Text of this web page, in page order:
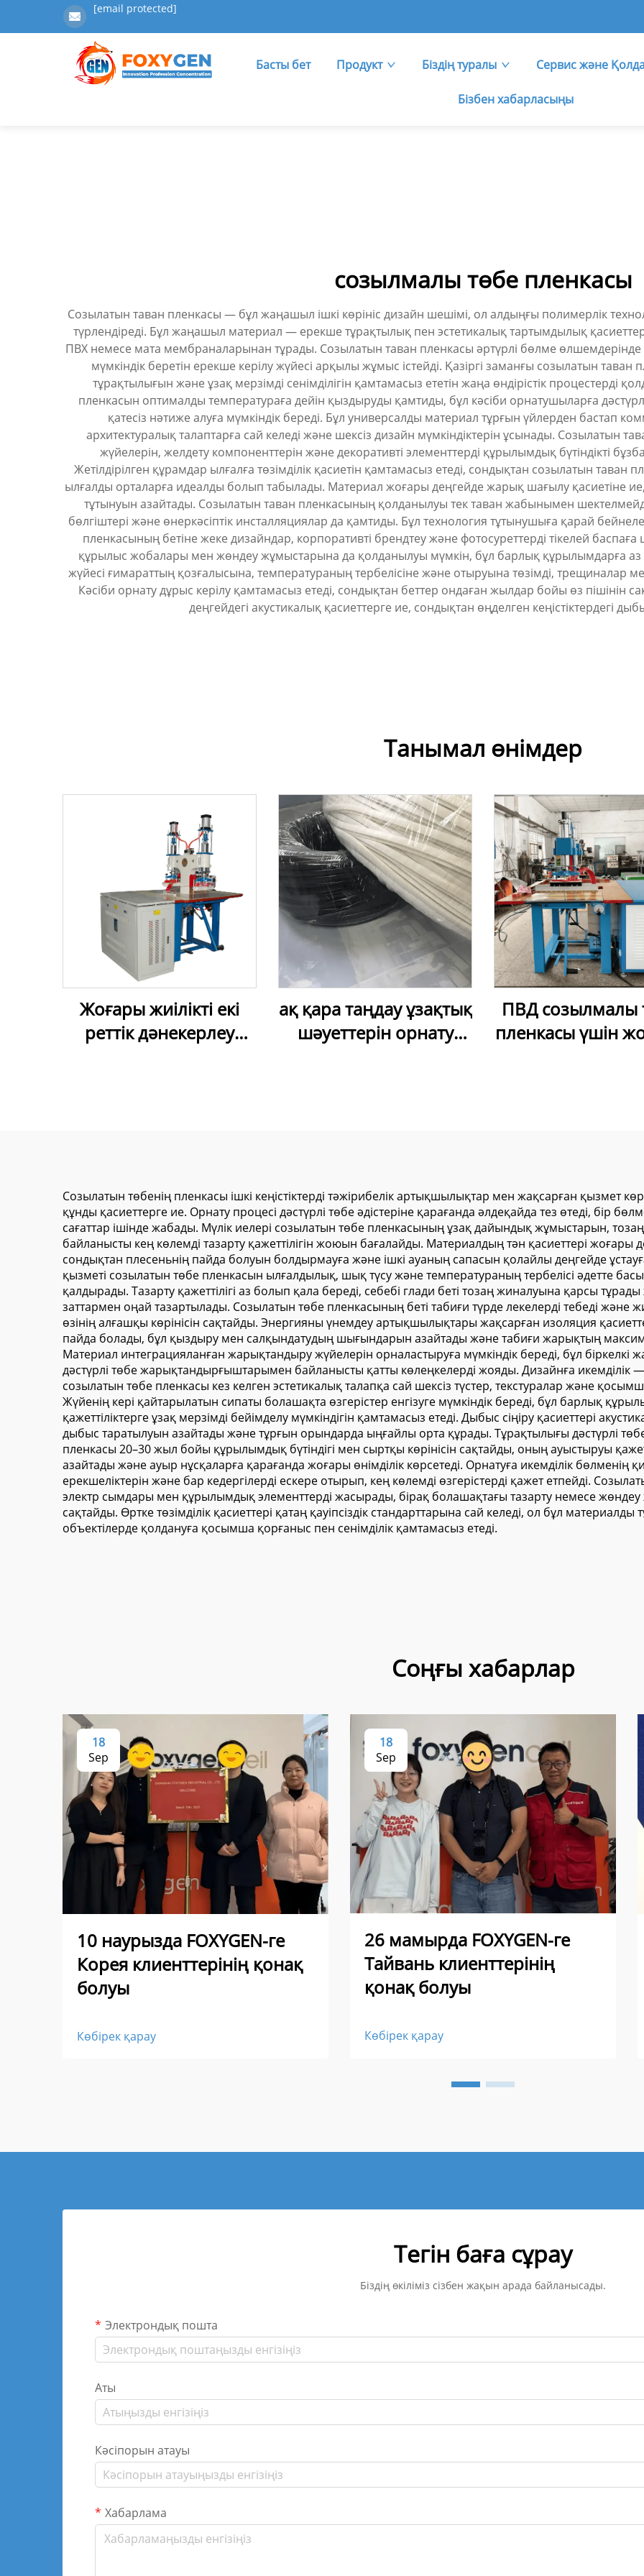
[email protected]
Басты бет Продукт Біздің туралы Сервис және
Бізбен хабарласыңы
созылмалы төбе пленкасы
Созылатын таван пленкасы — бұл жаңашыл ішкі көрініс дизайн шешімі, ол алдыңғы полимерлік
түрлендіреді. Бұл жаңашыл материал — ерекше тұрақтылық пен эстетикалық тартымдылық
ПВХ немесе мата мембраналарынан тұрады. Созылатын таван пленкасы әртүрлі бөлме өлшемдерінде
мүмкіндік беретін ерекше керілу жүйесі арқылы жұмыс істейді. Қазіргі заманғы созылатын
тұрақтылығын және ұзақ мерзімді сенімділігін қамтамасыз ететін жаңа өндірістік процестерді
пленкасын оптималды температураға дейін қыздыруды қамтиды, бұл кәсіби орнатушыларға
қатесіз нәтиже алуға мүмкіндік береді. Бұл универсалды материал тұрғын үйлерден бастап
архитектуралық талаптарға сай келеді және шексіз дизайн мүмкіндіктерін ұсынады. Созылатын
жүйелерін, желдету компоненттерін және декоративті элементтерді құрылымдық бүтіндікті
Жетілдірілген құрамдар ылғалға төзімділік қасиетін қамтамасыз етеді, сондықтан созылатын
ылғалды орталарға идеалды болып табылады. Материал жоғары деңгейде жарық шағылу қасиетіне
тұтынуын азайтады. Созылатын таван пленкасының қолданылуы тек таван жабынымен
бөлгіштері және өнеркәсіптік инсталляциялар да қамтиды. Бұл технология тұтынушыға қарай
пленкасының бетіне жеке дизайндар, корпоративті брендтеу және фотосуреттерді тікелей
құрылыс жобалары мен жөндеу жұмыстарына да қолданылуы мүмкін, бұл барлық құрылымдарға аз
жүйесі ғимараттың қозғалысына, температураның тербелісіне және отыруына төзімді, трещиналар
Кәсіби орнату дұрыс керілу қамтамасыз етеді, сондықтан беттер ондаған жылдар бойы өз
деңгейдегі акустикалық қасиеттерге ие, сондықтан өңделген кеңістіктердегі
Танымал өнімдер
Жоғары жиілікті екі
реттік дәнекерлеу
ақ қара таңдау ұзақтық
шәуеттерін орнату
ПВД созылмалы
пленкасы үшін
Созылатын төбенің пленкасы ішкі кеңістіктерді тәжірибелік артықшылықтар мен жақсарған қызмет
құнды қасиеттерге ие. Орнату процесі дәстүрлі төбе әдістеріне қарағанда әлдеқайда тез өтеді, бір
сағаттар ішінде жабады. Мүлік иелері созылатын төбе пленкасының ұзақ дайындық жұмыстарын,
байланысты кең көлемді тазарту қажеттілігін жоюын бағалайды. Материалдың тән қасиеттері жоғары
сондықтан плесеньнің пайда болуын болдырмауға және ішкі ауаның сапасын қолайлы деңгейде
қызметі созылатын төбе пленкасын ылғалдылық, шық түсу және температураның тербелісі әдетте
қалдырады. Тазарту қажеттілігі аз болып қала береді, себебі глади беті тозаң жиналуына қарсы
заттармен оңай тазартылады. Созылатын төбе пленкасының беті табиғи түрде лекелерді тебеді және
өзінің алғашқы көрінісін сақтайды. Энергияны үнемдеу артықшылықтары жақсарған изоляция
пайда болады, бұл қыздыру мен салқындатудың шығындарын азайтады және табиғи жарықтың
Материал интеграцияланған жарықтандыру жүйелерін орналастыруға мүмкіндік береді, бұл біркелкі
дәстүрлі төбе жарықтандырғыштарымен байланысты қатты көлеңкелерді жояды. Дизайнға
созылатын төбе пленкасы кез келген эстетикалық талапқа сай шексіз түстер, текстуралар және
Жүйенің кері қайтарылатын сипаты болашақта өзгерістер енгізуге мүмкіндік береді, бұл барлық
қажеттіліктерге ұзақ мерзімді бейімделу мүмкіндігін қамтамасыз етеді. Дыбыс сіңіру қасиеттері
дыбыс таратылуын азайтады және тұрғын орындарда ыңғайлы орта құрады. Тұрақтылығы дәстүрлі
пленкасы 20–30 жыл бойы құрылымдық бүтіндігі мен сыртқы көрінісін сақтайды, оның ауыстыруы
азайтады және ауыр нұсқаларға қарағанда жоғары өнімділік көрсетеді. Орнатуға икемділік бөлменің
ерекшеліктерін және бар кедергілерді ескере отырып, кең көлемді өзгерістерді қажет етпейді.
электр сымдары мен құрылымдық элементтерді жасырады, бірақ болашақтағы тазарту немесе жөндеу
сақтайды. Өртке төзімділік қасиеттері қатаң қауіпсіздік стандарттарына сай келеді, ол бұл
объектілерде қолдануға қосымша қорғаныс пен сенімділік қамтамасыз етеді.
Соңғы хабарлар
18
Sep
10 наурызда FOXYGEN-ге
Корея клиенттерінің қонақ
болуы
Көбірек қарау
18
Sep
26 мамырда FOXYGEN-ге
Тайвань клиенттерінің
қонақ болуы
Көбірек қарау
Тегін баға сұрау
Біздің өкіліміз сізбен жақын арада байланысады.
Электрондық пошта
Аты
Кәсіпорын атауы
Хабарлама